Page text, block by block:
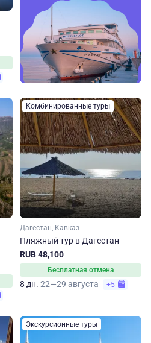
Комбинированные туры
Дагестан, Кавказ
Пляжный тур в Дагестан
RUB 48,100
Бесплатная отмена
8 дн. 22—29 августа +5
Экскурсионные туры